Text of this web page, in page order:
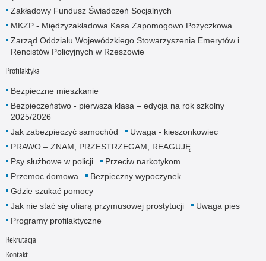
Zakładowy Fundusz Świadczeń Socjalnych
MKZP - Międzyzakładowa Kasa Zapomogowo Pożyczkowa
Zarząd Oddziału Wojewódzkiego Stowarzyszenia Emerytów i
Rencistów Policyjnych w Rzeszowie
Profilaktyka
Bezpieczne mieszkanie
Bezpieczeństwo - pierwsza klasa – edycja na rok szkolny
2025/2026
Jak zabezpieczyć samochód
Uwaga - kieszonkowiec
PRAWO – ZNAM, PRZESTRZEGAM, REAGUJĘ
Psy służbowe w policji
Przeciw narkotykom
Przemoc domowa
Bezpieczny wypoczynek
Gdzie szukać pomocy
Jak nie stać się ofiarą przymusowej prostytucji
Uwaga pies
Programy profilaktyczne
Rekrutacja
Kontakt